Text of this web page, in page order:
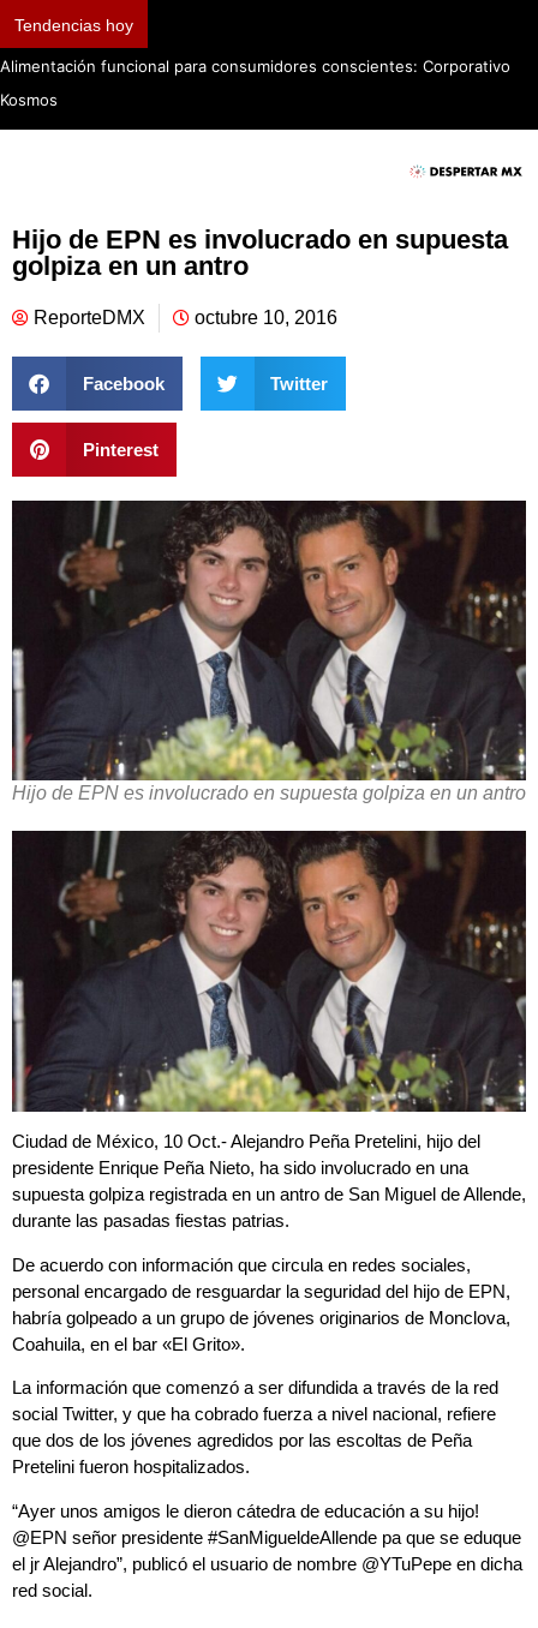
Tendencias hoy
Alimentación funcional para consumidores conscientes: Corporativo
Kosmos
Hijo de EPN es involucrado en supuesta
golpiza en un antro
ReporteDMX octubre 10, 2016
Facebook Twitter
Pinterest
Hijo de EPN es involucrado en supuesta golpiza en un antro
Ciudad de México, 10 Oct.- Alejandro Peña Pretelini, hijo del
presidente Enrique Peña Nieto, ha sido involucrado en una
supuesta golpiza registrada en un antro de San Miguel de Allende,
durante las pasadas fiestas patrias.
De acuerdo con información que circula en redes sociales,
personal encargado de resguardar la seguridad del hijo de EPN,
habría golpeado a un grupo de jóvenes originarios de Monclova,
Coahuila, en el bar «El Grito».
La información que comenzó a ser difundida a través de la red
social Twitter, y que ha cobrado fuerza a nivel nacional, refiere
que dos de los jóvenes agredidos por las escoltas de Peña
Pretelini fueron hospitalizados.
“Ayer unos amigos le dieron cátedra de educación a su hijo!
@EPN señor presidente #SanMigueldeAllende pa que se eduque
el jr Alejandro”, publicó el usuario de nombre @YTuPepe en dicha
red social.